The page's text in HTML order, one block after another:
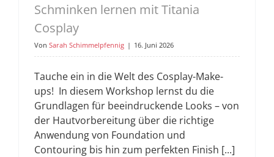
Schminken lernen mit Titania
Cosplay
Von Sarah Schimmelpfennig | 16. Juni 2026
Tauche ein in die Welt des Cosplay-Make-
ups! In diesem Workshop lernst du die
Grundlagen für beeindruckende Looks – von
der Hautvorbereitung über die richtige
Anwendung von Foundation und
Contouring bis hin zum perfekten Finish [...]